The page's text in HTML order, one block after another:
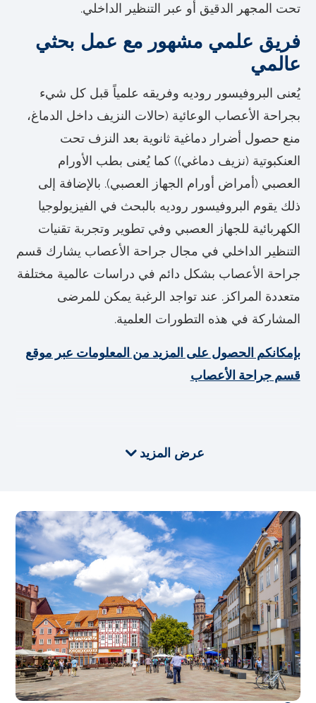
تحت المجهر الدقيق أو عبر التنظير الداخلي.
فريق علمي مشهور مع عمل بحثي
عالمي
يُعنى البروفيسور روديه وفريقه علمياً قبل كل شيء
بجراحة الأعصاب الوعائية (حالات النزيف داخل الدماغ،
منع حصول أضرار دماغية ثانوية بعد النزف تحت
العنكبوتية (نزيف دماغي)) كما يُعنى بطب الأورام
العصبي (أمراض أورام الجهاز العصبي). بالإضافة إلى
ذلك يقوم البروفيسور روديه بالبحث في الفيزيولوجيا
الكهربائية للجهاز العصبي وفي تطوير وتجربة تقنيات
التنظير الداخلي في مجال جراحة الأعصاب يشارك قسم
جراحة الأعصاب بشكل دائم في دراسات عالمية مختلفة
متعددة المراكز. عند تواجد الرغبة يمكن للمرضى
المشاركة في هذه التطورات العلمية.
بإمكانكم الحصول على المزيد من المعلومات عبر موقع
قسم جراحة الأعصاب
عرض المزيد